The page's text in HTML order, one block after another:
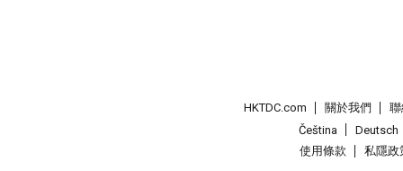
HKTDC.com 關於我們
Čeština
Deutsch
使用條款
私隱政